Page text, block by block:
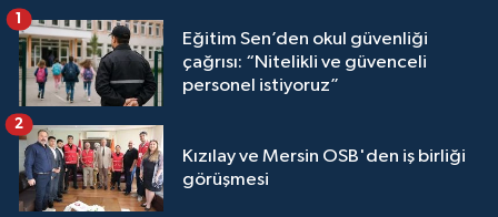
Eğitim Sen’den okul güvenliği
çağrısı: “Nitelikli ve güvenceli
personel istiyoruz”
1
Kızılay ve Mersin OSB'den iş birliği
görüşmesi
2